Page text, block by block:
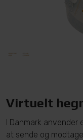
Virtuelt
I Danmark anvender
at sende og